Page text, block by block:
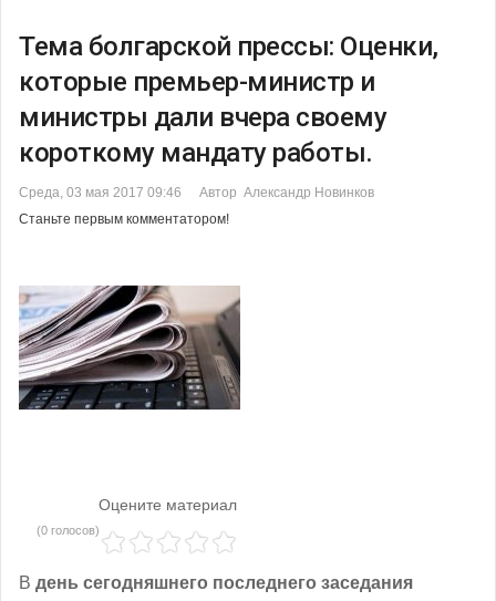
Тема болгарской прессы: Оценки,
которые премьер-министр и
министры дали вчера своему
короткому мандату работы.
Среда, 03 мая 2017 09:46
Автор Александр Новинков
Станьте первым комментатором!
Оцените материал
(0 голосов)
В день сегодняшнего последнего заседания